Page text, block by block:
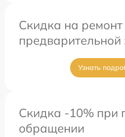
Скидка на
предварительной
Узнать
Скидка -10% при
обращении